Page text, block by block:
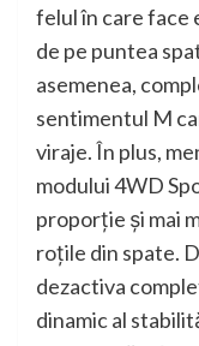
felul în care face
de pe puntea
asemenea,
sentimentul M
viraje. În plus,
modului 4WD
proporţie şi mai
roţile din spate.
dezactiva
dinamic al